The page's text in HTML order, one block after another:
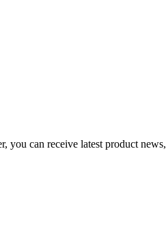
can receive latest product